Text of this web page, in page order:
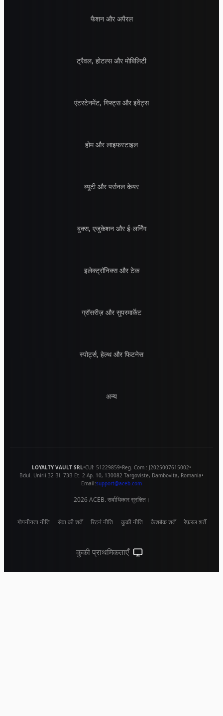
फैशन और अपैरल
ट्रैवल, होटल्स और मोबिलिटी
एंटरटेनमेंट, गिफ्ट्स और इवेंट्स
होम और लाइफस्टाइल
ब्यूटी और पर्सनल केयर
बुक्स, एजुकेशन और ई-लर्निंग
इलेक्ट्रॉनिक्स और टेक
ग्रॉसरीज़ और सुपरमार्केट
स्पोर्ट्स, हेल्थ और फिटनेस
अन्य
LOYALTY VAULT SRL•CUI: 51229859•Reg. Com.: J2025007615002•
Bdul. Unirii 32 Bl. 73B Et. 2 Ap. 10, 130082 Targoviste, Dambovita, Romania•
Email:support@aceb.com
2026 ACEB. सर्वाधिकार सुरक्षित।
गोपनीयता नीति सेवा की शर्तें रिटर्न नीति कुकी नीति कैशबैक शर्तें रेफ़रल शर्तें
कुकी प्राथमिकताएँ सिस्टम थीम (लाइट के लिए क्लिक